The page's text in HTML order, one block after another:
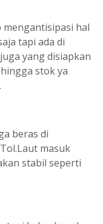
mengantisipasi hal
tapi ada di
yang disiapkan
stok ya
beras di
masuk
stabil seperti